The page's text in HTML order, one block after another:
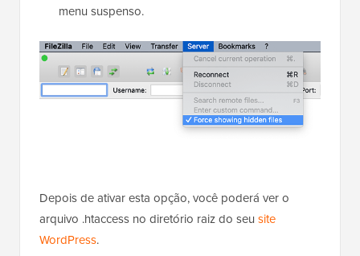
menu suspenso.
Depois de ativar esta opção, você poderá ver o
arquivo .htaccess no diretório raiz do seu site
WordPress.